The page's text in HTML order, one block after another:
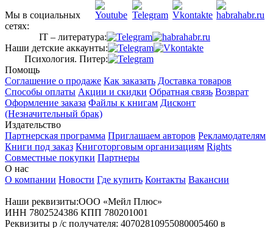
Мы в социальных
сетях:
IT – литература:
Наши детские аккаунты:
Психология. Питер:
Помощь
Соглашение о продаже Как заказать Доставка товаров
Способы оплаты Акции и скидки Обратная связь Возврат
Оформление заказа Файлы к книгам Дисконт
(Незначительный брак)
Издательство
Партнерская программа Приглашаем авторов Рекламодателям
Книги под заказ Книготорговым организациям Rights
Совместные покупки Партнеры
О нас
О компании Новости Где купить Контакты Вакансии
Наши реквизиты:ООО «Мейл Плюс»
ИНН 7802524386 КПП 780201001
Реквизиты р /с получателя: 40702810955080005460 в